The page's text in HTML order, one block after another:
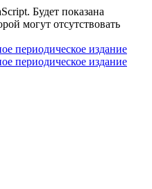
Будет показана
могут отсутствовать